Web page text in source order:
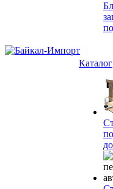
Каталог